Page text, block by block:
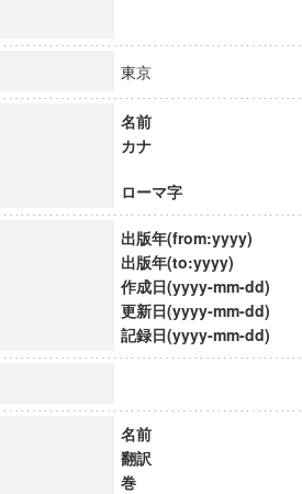
の先端的教育研究拠点
東京
名前
カナ
ローマ字
出版年(from:yyyy)
出版年(to:yyyy)
作成日(yyyy-mm-dd)
更新日(yyyy-mm-dd)
記録日(yyyy-mm-dd)
名前
翻訳
巻